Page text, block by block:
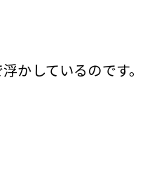
かしているのです。